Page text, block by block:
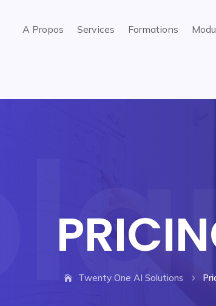
A Propos Services Formations
Twenty One AI Solutions 5